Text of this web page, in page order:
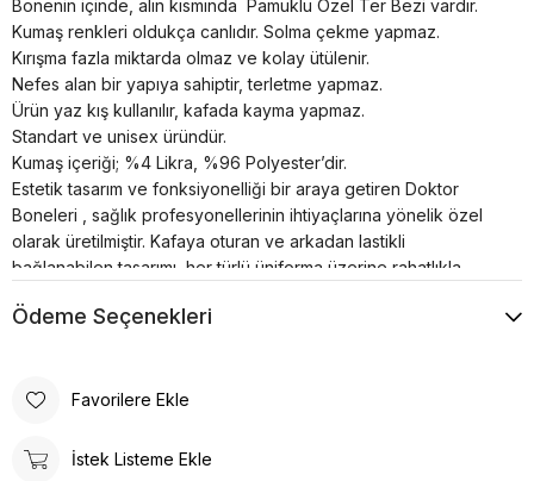
Bonenin içinde, alın kısmında Pamuklu Özel Ter Bezi vardır.
Kumaş renkleri oldukça canlıdır. Solma çekme yapmaz.
Kırışma fazla miktarda olmaz ve kolay ütülenir.
Nefes alan bir yapıya sahiptir, terletme yapmaz.
Ürün yaz kış kullanılır, kafada kayma yapmaz.
Standart ve unisex üründür.
Kumaş içeriği; %4 Likra, %96 Polyester’dir.
Estetik tasarım ve fonksiyonelliği bir araya getiren Doktor
Boneleri , sağlık profesyonellerinin ihtiyaçlarına yönelik özel
olarak üretilmiştir. Kafaya oturan ve arkadan lastikli
bağlanabilen tasarımı, her türlü üniforma üzerine rahatlıkla
Bonenin iç kısmında yer alan pamuklu özel ter bezi, kullanıcıya
minimum seviyededir ve kolayca ütülenebilir. Nefes alan
Ürün, kafada kayma yapmayacak şekilde tasarlanmıştır, bu da
Ödeme Seçenekleri
Favorilere Ekle
İstek Listeme Ekle